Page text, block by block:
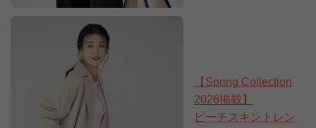
【Spring Collection
2026掲載】
ピーチスキントレン